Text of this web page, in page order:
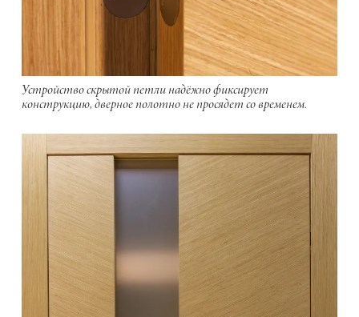
Устройство скрытой петли надёжно фиксирует
конструкцию, дверное полотно не просядет со временем.